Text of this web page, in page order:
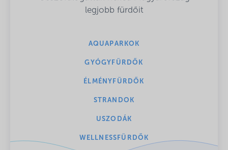
legjobb fürdőit
AQUAPARKOK
GYÓGYFÜRDŐK
ÉLMÉNYFÜRDŐK
STRANDOK
USZODÁK
WELLNESSFÜRDŐK